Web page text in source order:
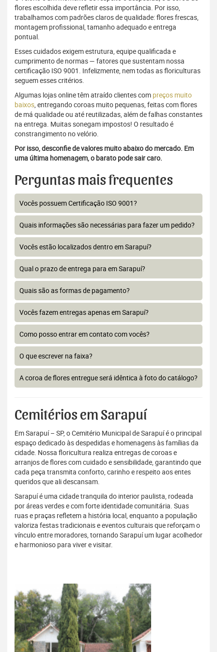
flores escolhida deve refletir essa importância. Por isso,
trabalhamos com padrões claros de qualidade: flores frescas,
montagem profissional, tamanho adequado e entrega
pontual.
Esses cuidados exigem estrutura, equipe qualificada e
cumprimento de normas — fatores que sustentam nossa
certificação ISO 9001. Infelizmente, nem todas as floriculturas
seguem esses critérios.
Algumas lojas online têm atraído clientes com preços muito
baixos, entregando coroas muito pequenas, feitas com flores
de má qualidade ou até reutilizadas, além de falhas constantes
na entrega. Muitas sonegam impostos! O resultado é
constrangimento no velório.
Por isso, desconfie de valores muito abaixo do mercado. Em
uma última homenagem, o barato pode sair caro.
Perguntas mais frequentes
Vocês possuem Certificação ISO 9001?
Quais informações são necessárias para fazer um pedido?
Vocês estão localizados dentro em Sarapuí?
Qual o prazo de entrega para em Sarapuí?
Quais são as formas de pagamento?
Vocês fazem entregas apenas em Sarapuí?
Como posso entrar em contato com vocês?
O que escrever na faixa?
A coroa de flores entregue será idêntica à foto do catálogo?
Cemitérios em Sarapuí
Em Sarapuí – SP, o Cemitério Municipal de Sarapuí é o principal
espaço dedicado às despedidas e homenagens às famílias da
cidade. Nossa floricultura realiza entregas de coroas e
arranjos de flores com cuidado e sensibilidade, garantindo que
cada peça transmita conforto, carinho e respeito aos entes
queridos que ali descansam.
Sarapuí é uma cidade tranquila do interior paulista, rodeada
por áreas verdes e com forte identidade comunitária. Suas
ruas e praças refletem a história local, enquanto a população
valoriza festas tradicionais e eventos culturais que reforçam o
vínculo entre moradores, tornando Sarapuí um lugar acolhedor
e harmonioso para viver e visitar.